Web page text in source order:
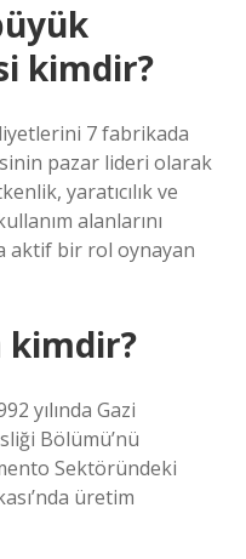
kimdir?
7 fabrikada
pazar lideri olarak
yaratıcılık ve
alanlarını
aktif bir rol oynayan
kimdir?
yılında Gazi
Bölümü’nü
Sektöründeki
üretim